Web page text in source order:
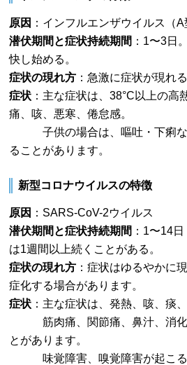
原因 ：インフルエンザウイルス（A
潜伏期間と症状持続期間 ：1〜3日
快し始める。
症状の現れ方 ：急激に症状が現れ
症状 ：主な症状は、38°C以上の高
痛、咳、悪寒、倦怠感。
子供の場合は、嘔吐・下痢な
ることがあります。
新型コロナウイルスの特徴
原因 ：SARS-CoV-2ウイルス
潜伏期間と症状持続期間 ：1〜14
は1週間以上続くことがある。
症状の現れ方 ：症状はゆるやかに
症化する場合があります。
症状 ：主な症状は、発熱、咳、痰
筋肉痛、関節痛、鼻汁、消化
とがあります。
味覚障害、嗅覚障害が起こる